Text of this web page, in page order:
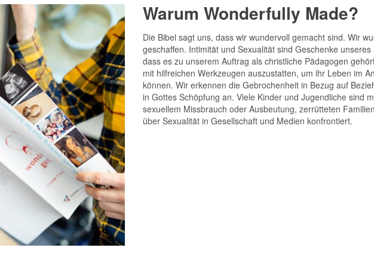
Warum Wonderfully Made?
Die Bibel sagt uns, dass wir wundervoll gemacht sind. Wir
geschaffen. Intimität und Sexualität sind Geschenke
dass es zu unserem Auftrag als christliche Pädagogen
mit hilfreichen Werkzeugen auszustatten, um ihr Leben im
können. Wir erkennen die Gebrochenheit in Bezug auf
in Gottes Schöpfung an. Viele Kinder und Jugendliche sind
sexuellem Missbrauch oder Ausbeutung, zerrütteten
über Sexualität in Gesellschaft und Medien konfrontiert.